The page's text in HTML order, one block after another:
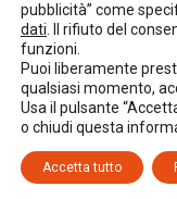
Credits: LO Studio
pubblicità” come
dati . Il rifiuto del
funzioni.
Puoi liberamente
qualsiasi momento,
Usa il pulsante
o chiudi questa
Accetta tutto